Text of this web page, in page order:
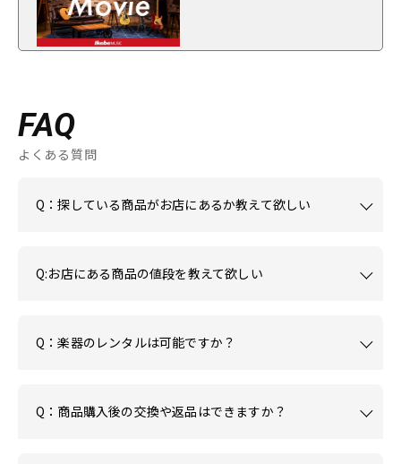
FAQ
よくある質問
Q：探している商品がお店にあるか教えて欲しい
Q:お店にある商品の値段を教えて欲しい
Q：楽器のレンタルは可能ですか？
Q：商品購入後の交換や返品はできますか？